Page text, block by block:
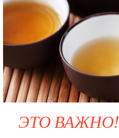
ЭТО ВАЖНО!